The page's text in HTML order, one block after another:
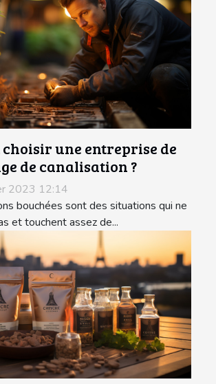
choisir une entreprise de
de canalisation ?
2023 12:14
bouchées sont des situations qui ne
et touchent assez de...